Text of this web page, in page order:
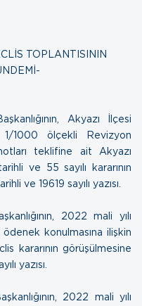
TOPLANTISININ
Akyazı İlçesi
1/1000 ölçekli Revizyon
teklifine ait Akyazı
ve 55 sayılı kararının
ve 19619 sayılı yazısı.
2022 mali yılı
konulmasına ilişkin
kararının görüşülmesine
yazısı.
2022 mali yılı